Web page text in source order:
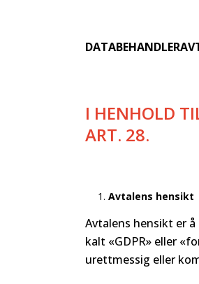
I HENHOLD
ART. 28.
Avtalens hensikt
Avtalens hensikt er
kalt «GDPR» eller
urettmessig eller